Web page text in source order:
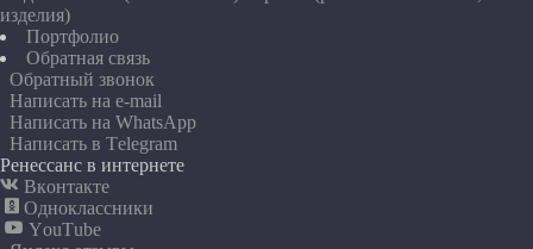
изделия)
Портфолио
Обратная связь
Обратный звонок
Написать на e-mail
Написать на WhatsApp
Написать в Telegram
Ренессанс в интернете
 Вконтакте
 Одноклассники
 YouTube